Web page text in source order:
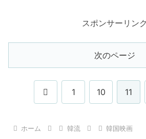
スポンサーリンク
次のページ
前 1 10 11
ホーム 韓流 韓国映画